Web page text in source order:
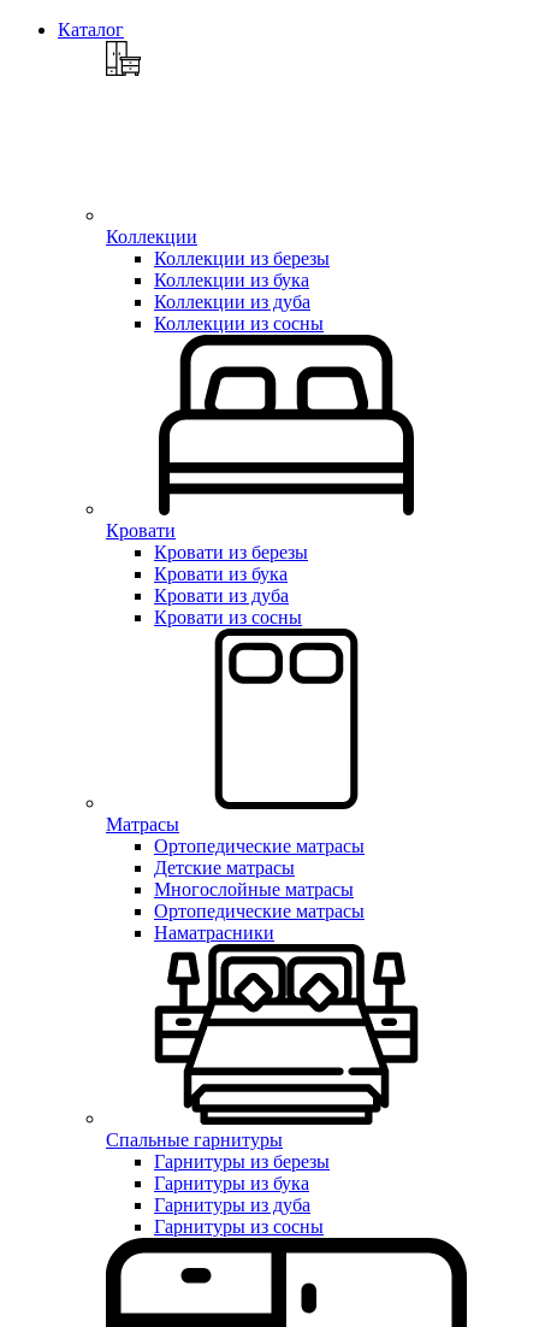
Каталог
Коллекции
Коллекции из березы
Коллекции из бука
Коллекции из дуба
Коллекции из сосны
Кровати
Кровати из березы
Кровати из бука
Кровати из дуба
Кровати из сосны
Матрасы
Ортопедические матрасы
Детские матрасы
Многослойные матрасы
Ортопедические матрасы
Наматрасники
Спальные гарнитуры
Гарнитуры из березы
Гарнитуры из бука
Гарнитуры из дуба
Гарнитуры из сосны